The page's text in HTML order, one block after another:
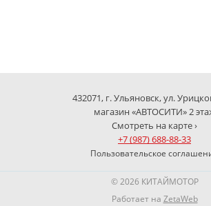
432071, г. Ульяновск, ул.
магазин «АВТОСИТИ» 2
Смотреть на карте ›
+7 (987) 688-88-33
Пользовательское
© 2026 КИТАЙМОТОР
Работает на ZetaWeb